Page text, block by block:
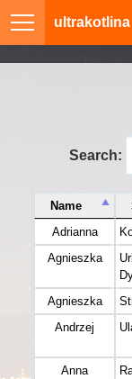
ultrakotlina
Search:
Name
Adrianna
Agnieszka
Agnieszka
Andrzej
Anna